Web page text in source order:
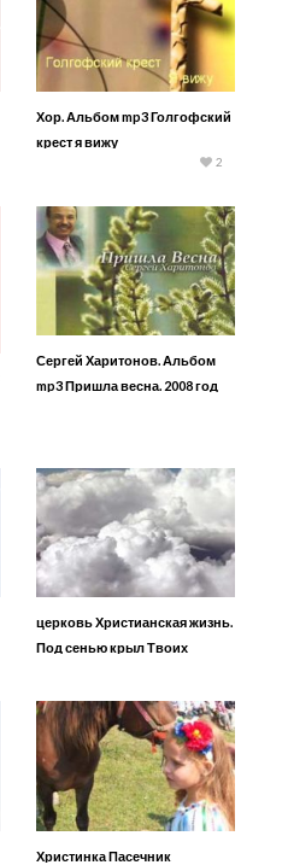
Хор. Альбом mp3 Голгофский
крест я вижу
2
Сергей Харитонов. Альбом
mp3 Пришла весна. 2008 год
церковь Христианская жизнь.
Под сенью крыл Твоих
Христинка Пасечник